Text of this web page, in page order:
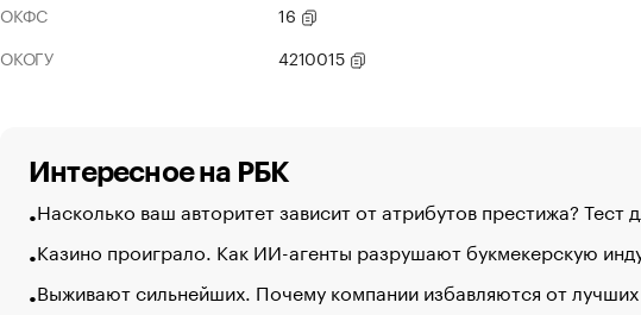
ОКФС
16
ОКОГУ
4210015
Интересное на РБК
Насколько ваш авторитет зависит от атрибутов престижа? Тест
Казино проиграло. Как ИИ-агенты разрушают букмекерскую
Выживают сильнейших. Почему компании избавляются от лучших